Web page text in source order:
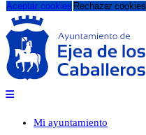
Aceptar cookies Rechazar cookies
Mi ayuntamiento